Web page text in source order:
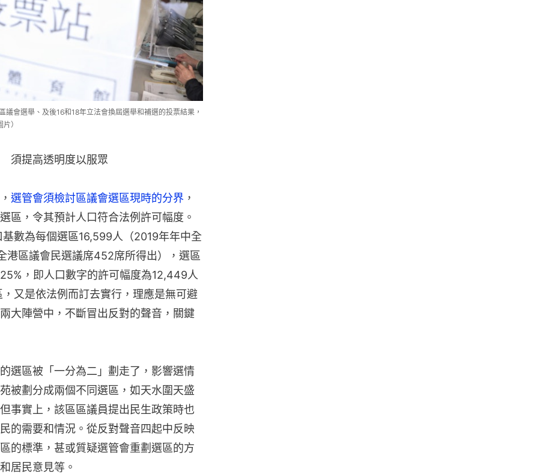
議會選舉、及後16和18年立法會換屆選舉和補選的投票結果，
）
須提高透明度以服眾
選管會須檢討區議會選區現時的分界 ，
區，令其預計人口符合法例許可幅度。
數為每個選區16,599人（2019年年中全
港區議會民選議席452席所得出），選區
，即人口數字的許可幅度為12,449人
又是依法例而訂去實行，理應是無可避
大陣營中，不斷冒出反對的聲音，關鍵
選區被「一分為二」劃走了，影響選情
被劃分成兩個不同選區，如天水圍天盛
事實上，該區區議員提出民生政策時也
的需要和情況。從反對聲音四起中反映
的標準，甚或質疑選管會重劃選區的方
居民意見等。